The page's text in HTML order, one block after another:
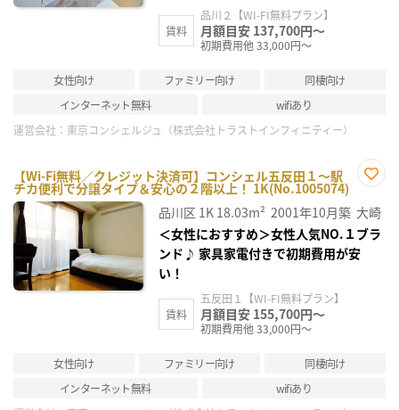
賃料
品川２【WI-FI無料プラン】
月額目安 137,700円～
初期費用他 33,000円～
女性向け ファミリー向け
同棲向け
インターネット無料
wifiあり
運営会社： 東京コンシェルジュ（株式会社トラストインフィニティー）
【Wi-Fi無料／クレジット決済可】コンシェル五反田１～駅
チカ便利で分譲タイプ＆安心の２階以上！ 1K(No.1005074)
に入
り登
録
品川区 1K 18.03m² 2001年10月築 大崎
＜女性におすすめ＞女性人気NO.１ブラ
ンド♪ 家具家電付きで初期費用が安
い！
賃料
五反田１【WI-FI無料プラン】
月額目安 155,700円～
初期費用他 33,000円～
女性向け ファミリー向け
同棲向け
インターネット無料
wifiあり